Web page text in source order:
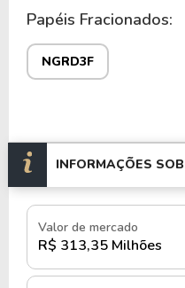
internacional, com
do Sul, Europa, Ásia e
A estrutura operacional
por uma equipe
gestão de cadeias de
desenvolvimento
para seus clientes.
Papéis Fracionados:
NGRD3F
INFORMAÇÕES
Valor de mercado
R$ 313,35 Milhões